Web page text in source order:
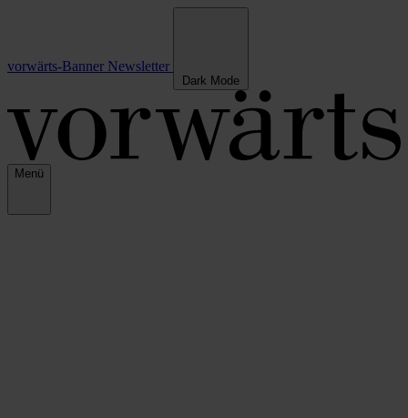
vorwärts-Banner Newsletter
Dark Mode
Menü